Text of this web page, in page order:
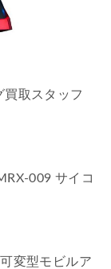
取スタッフ
009 サイコ
変型モビルア